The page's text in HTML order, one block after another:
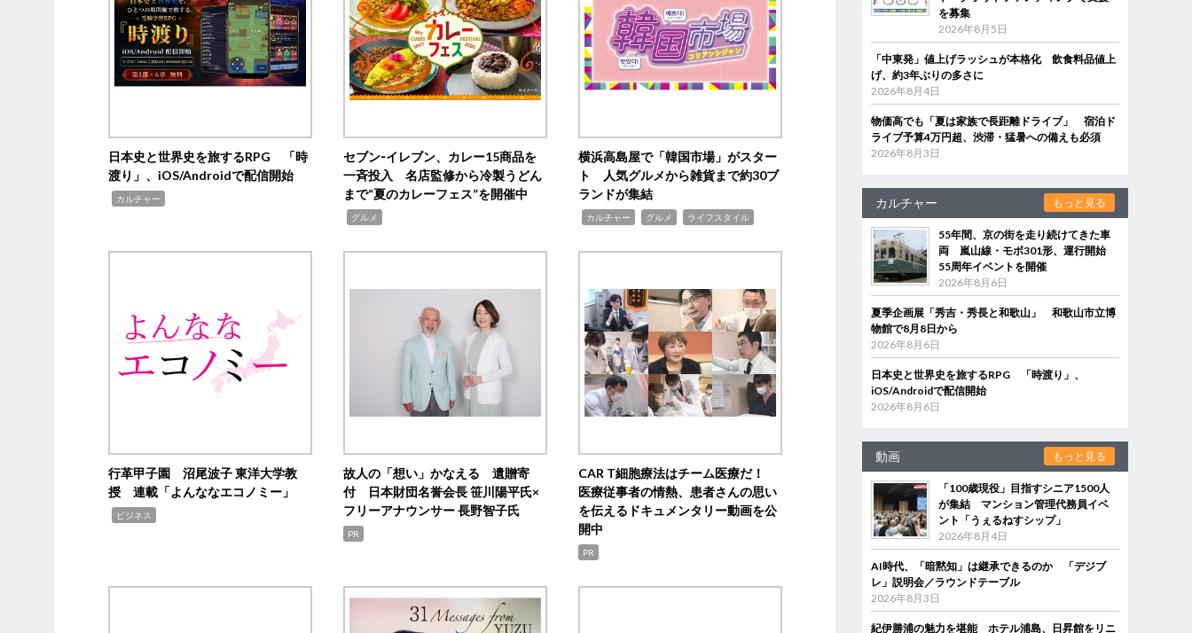
日本史と世界史を旅するRPG 「時
渡り」、iOS/Androidで配信開始
カルチャー
セブン‐イレブン、カレー15商品を
一斉投入 名店監修から冷製うどん
まで“夏のカレーフェス”を開催中
グルメ
横浜高島屋で「韓国市場」がスター
ト 人気グルメから雑貨まで約30ブ
ランドが集結
カルチャー グルメ ライフスタイル
行革甲子園 沼尾波子 東洋大学教
授 連載「よんななエコノミー」
ビジネス
故人の「想い」かなえる 遺贈寄
付 日本財団名誉会長 笹川陽平氏×
フリーアナウンサー 長野智子氏
PR
CAR T細胞療法はチーム医療だ！
医療従事者の情熱、患者さんの思い
を伝えるドキュメンタリー動画を公
開中
PR
を募集
2026年8月5日
「中東発」値上げラッシュが本格化 飲食料品値上
げ、約3年ぶりの多さに
2026年8月4日
物価高でも「夏は家族で長距離ドライブ」 宿泊ド
ライブ予算4万円超、渋滞・猛暑への備えも必須
2026年8月3日
カルチャー もっと見る
55年間、京の街を走り続けてきた車
両 嵐山線・モボ301形、運行開始
55周年イベントを開催
2026年8月6日
夏季企画展「秀吉・秀長と和歌山」 和歌山市立博
物館で8月8日から
2026年8月6日
日本史と世界史を旅するRPG 「時渡り」、
iOS/Androidで配信開始
2026年8月6日
動画 もっと見る
「100歳現役」目指すシニア1500人
が集結 マンション管理代務員イベ
ント「うぇるねすシップ」
2026年8月4日
AI時代、「暗黙知」は継承できるのか 「デジブ
レ」説明会／ラウンドテーブル
2026年8月3日
紀伊勝浦の魅力を堪能 ホテル浦島、日昇館をリニ